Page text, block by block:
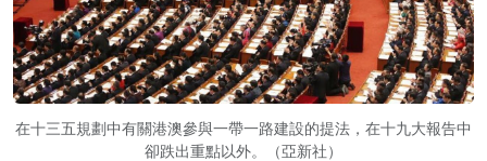
在十三五規劃中有關港澳參與一帶一路建設的提法，在十九大報告中
卻跌出重點以外。（亞新社）